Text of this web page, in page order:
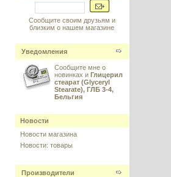
Сообщите своим друзьям и
близким о нашем магазине
Уведомления
Сообщите мне о
новинках и Глицерил
стеарат (Glyceryl
Stearate), ГЛБ 3-4,
Бельгия
Новости
Новости магазина
Новости: товары
Производители